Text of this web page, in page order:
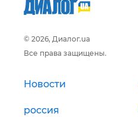
© 2026, Диалог.ua
Все права защищены.
Новости
россия